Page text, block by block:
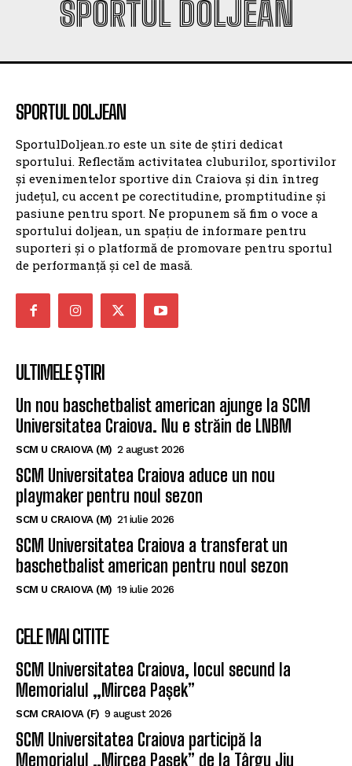
SPORTUL DOLJEAN
SPORTUL DOLJEAN
SportulDoljean.ro este un site de știri dedicat
sportului. Reflectăm activitatea cluburilor, sportivilor
și evenimentelor sportive din Craiova și din întreg
județul, cu accent pe corectitudine, promptitudine și
pasiune pentru sport. Ne propunem să fim o voce a
sportului doljean, un spațiu de informare pentru
suporteri și o platformă de promovare pentru sportul
de performanță și cel de masă.
ULTIMELE ȘTIRI
Un nou baschetbalist american ajunge la SCM
Universitatea Craiova. Nu e străin de LNBM
SCM U CRAIOVA (M) 2 august 2026
SCM Universitatea Craiova aduce un nou
playmaker pentru noul sezon
SCM U CRAIOVA (M) 21 iulie 2026
SCM Universitatea Craiova a transferat un
baschetbalist american pentru noul sezon
SCM U CRAIOVA (M) 19 iulie 2026
CELE MAI CITITE
SCM Universitatea Craiova, locul secund la
Memorialul „Mircea Pașek”
SCM CRAIOVA (F) 9 august 2026
SCM Universitatea Craiova participă la
Memorialul „Mircea Pașek” de la Târgu Jiu